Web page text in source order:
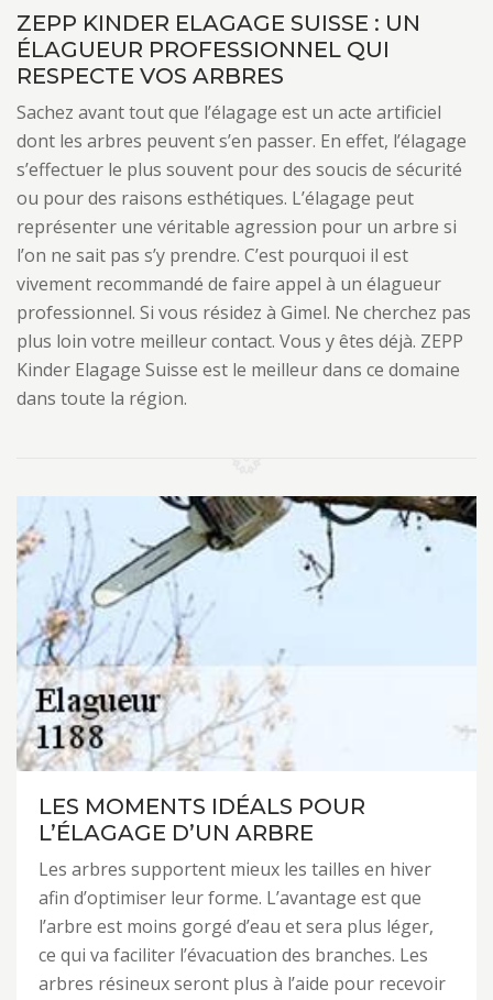
ZEPP KINDER ELAGAGE SUISSE : UN
ÉLAGUEUR PROFESSIONNEL QUI
RESPECTE VOS ARBRES
Sachez avant tout que l’élagage est un acte artificiel
dont les arbres peuvent s’en passer. En effet, l’élagage
s’effectuer le plus souvent pour des soucis de sécurité
ou pour des raisons esthétiques. L’élagage peut
représenter une véritable agression pour un arbre si
l’on ne sait pas s’y prendre. C’est pourquoi il est
vivement recommandé de faire appel à un élagueur
professionnel. Si vous résidez à Gimel. Ne cherchez pas
plus loin votre meilleur contact. Vous y êtes déjà. ZEPP
Kinder Elagage Suisse est le meilleur dans ce domaine
dans toute la région.
LES MOMENTS IDÉALS POUR
L’ÉLAGAGE D’UN ARBRE
Les arbres supportent mieux les tailles en hiver
afin d’optimiser leur forme. L’avantage est que
l’arbre est moins gorgé d’eau et sera plus léger,
ce qui va faciliter l’évacuation des branches. Les
arbres résineux seront plus à l’aide pour recevoir